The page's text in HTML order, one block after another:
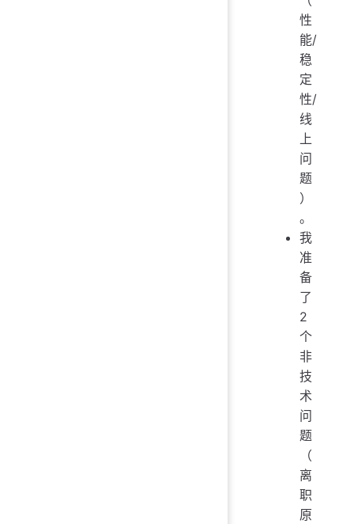
性
能/
稳
定
性/
线
上
问
题
）
。
我
准
备
了
2
个
非
技
术
问
题
（
离
职
原